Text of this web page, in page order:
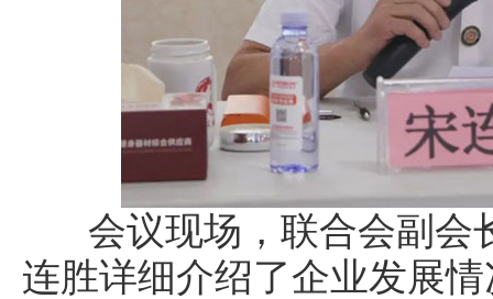
会议现场，联合会副会
连胜详细介绍了企业发展